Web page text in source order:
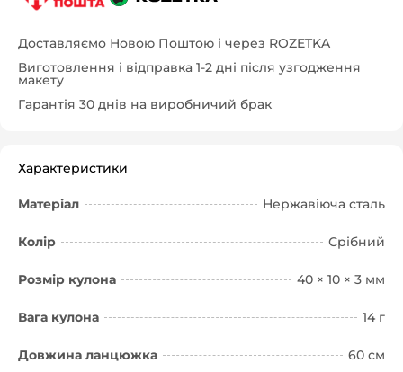
Доставляємо Новою Поштою і через ROZETKA
Виготовлення і відправка 1-2 дні після узгодження
макету
Гарантія 30 днів на виробничий брак
Характеристики
Матеріал Нержавіюча сталь
Колір Срібний
Розмір кулона 40 × 10 × 3 мм
Вага кулона 14 г
Довжина ланцюжка 60 см